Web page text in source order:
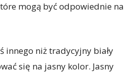
mogą być odpowiednie na
innego niż tradycyjny biały
się na jasny kolor. Jasny